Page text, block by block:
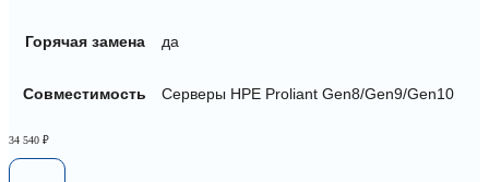
Горячая замена да
Совместимость Серверы HPE Proliant Gen8/Gen9/Gen10
34 540 ₽